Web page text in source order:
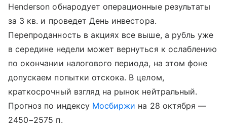
Henderson обнародует операционные результаты
за 3 кв. и проведет День инвестора.
Перепроданность в акциях все выше, а рубль уже
в середине недели может вернуться к ослаблению
по окончании налогового периода, на этом фоне
допускаем попытки отскока. В целом,
краткосрочный взгляд на рынок нейтральный.
Прогноз по индексу Мосбиржи на 28 октября —
2450−2575 п.